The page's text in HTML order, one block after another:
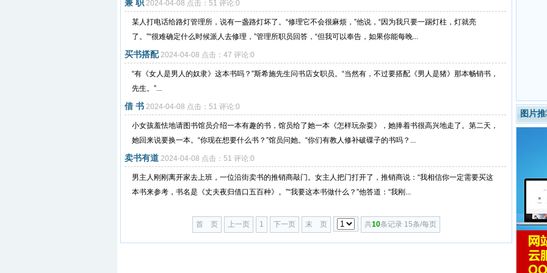
兼 职 2024-04-08 点击：51 评论:0
某人打电话给路灯管理所，说有一盏路灯坏了。“修理它不会很麻烦，”他说，“因为我只要一踢灯柱，灯就亮
了。”“很难确定什么时候派人去修理，”管理所职员回答，“但我可以奉告，如果你能每晚...
买书搭配 2024-04-08 点击：47 评论:0
“有《女人是男人的奴隶》这本书吗？”斯希施先生问书店女职员。“当然有，不过要搭配《男人是猪》那本畅销书，
先生。”...
借 书 2024-04-08 点击：51 评论:0
小女孩羞怯地请图书馆员介绍一本有趣的书，馆员给了她一本《怎样玩杂耍》，她捧着书很高兴地走了。第二天，
她回来说要换一本。“你现在想要什么书？”馆员问她。“你们有教人修补破碟子的书吗？...
卖书有道 2024-04-08 点击：51 评论:0
男主人刚刚离开家去上班，一位沿街卖书的推销商敲门。女主人把门打开了，推销商说：“我相信你一定需要买这
本书来参考，书名是《丈夫夜归借口五百种》。”“我要这本书做什么？”他答道：“我刚...
首 页 上一页 1 下一页 末 页 共10条记录 15条/每页
图片